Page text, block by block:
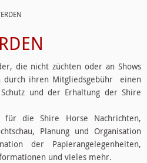
die nicht züchten oder an Shows
durch ihren Mitgliedsgebühr einen
und der Erhaltung der Shire
die Shire Horse Nachrichten,
Planung und Organisation
der Papierangelegenheiten,
und vieles mehr.